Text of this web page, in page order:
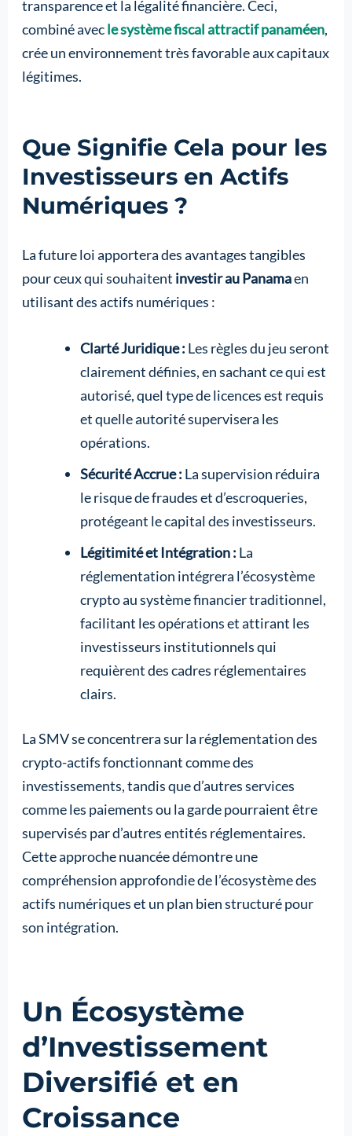
transparence et la légalité financière. Ceci,
combiné avecle système fiscal attractif panaméen,
crée un environnement très favorable aux capitaux
légitimes.
Que Signifie Cela pour les
Investisseurs en Actifs
Numériques ?
La future loi apportera des avantages tangibles
pour ceux qui souhaitent investir au Panamaen
utilisant des actifs numériques :
Clarté Juridique : Les règles du jeu seront
clairement définies, en sachant ce qui est
autorisé, quel type de licences est requis
et quelle autorité supervisera les
opérations.
Sécurité Accrue : La supervision réduira
le risque de fraudes et d’escroqueries,
protégeant le capital des investisseurs.
Légitimité et Intégration : La
réglementation intégrera l’écosystème
crypto au système financier traditionnel,
facilitant les opérations et attirant les
investisseurs institutionnels qui
requièrent des cadres réglementaires
clairs.
La SMV se concentrera sur la réglementation des
crypto-actifs fonctionnant comme des
investissements, tandis que d’autres services
comme les paiements ou la garde pourraient être
supervisés par d’autres entités réglementaires.
Cette approche nuancée démontre une
compréhension approfondie de l’écosystème des
actifs numériques et un plan bien structuré pour
son intégration.
Un Écosystème
d’Investissement
Diversifié et en
Croissance